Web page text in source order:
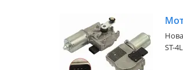
ST-4L1955119A